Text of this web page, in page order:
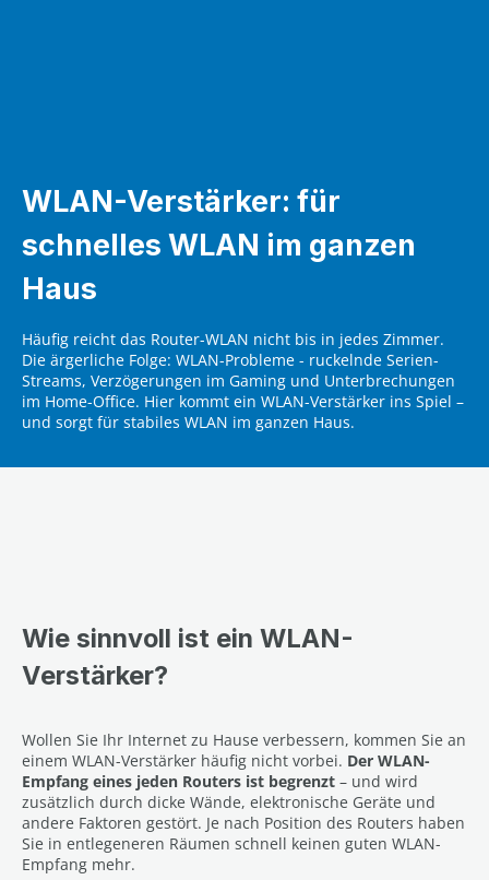
WLAN-Verstärker: für
schnelles WLAN im ganzen
Haus
Häufig reicht das Router-WLAN nicht bis in jedes Zimmer.
Die ärgerliche Folge: WLAN-Probleme - ruckelnde Serien-
Streams, Verzögerungen im Gaming und Unterbrechungen
im Home-Office. Hier kommt ein WLAN-Verstärker ins Spiel –
und sorgt für stabiles WLAN im ganzen Haus.
Wie sinnvoll ist ein WLAN-
Verstärker?
Wollen Sie Ihr Internet zu Hause verbessern, kommen Sie an
einem WLAN-Verstärker häufig nicht vorbei. Der WLAN-
Empfang eines jeden Routers ist begrenzt – und wird
zusätzlich durch dicke Wände, elektronische Geräte und
andere Faktoren gestört. Je nach Position des Routers haben
Sie in entlegeneren Räumen schnell keinen guten WLAN-
Empfang mehr.